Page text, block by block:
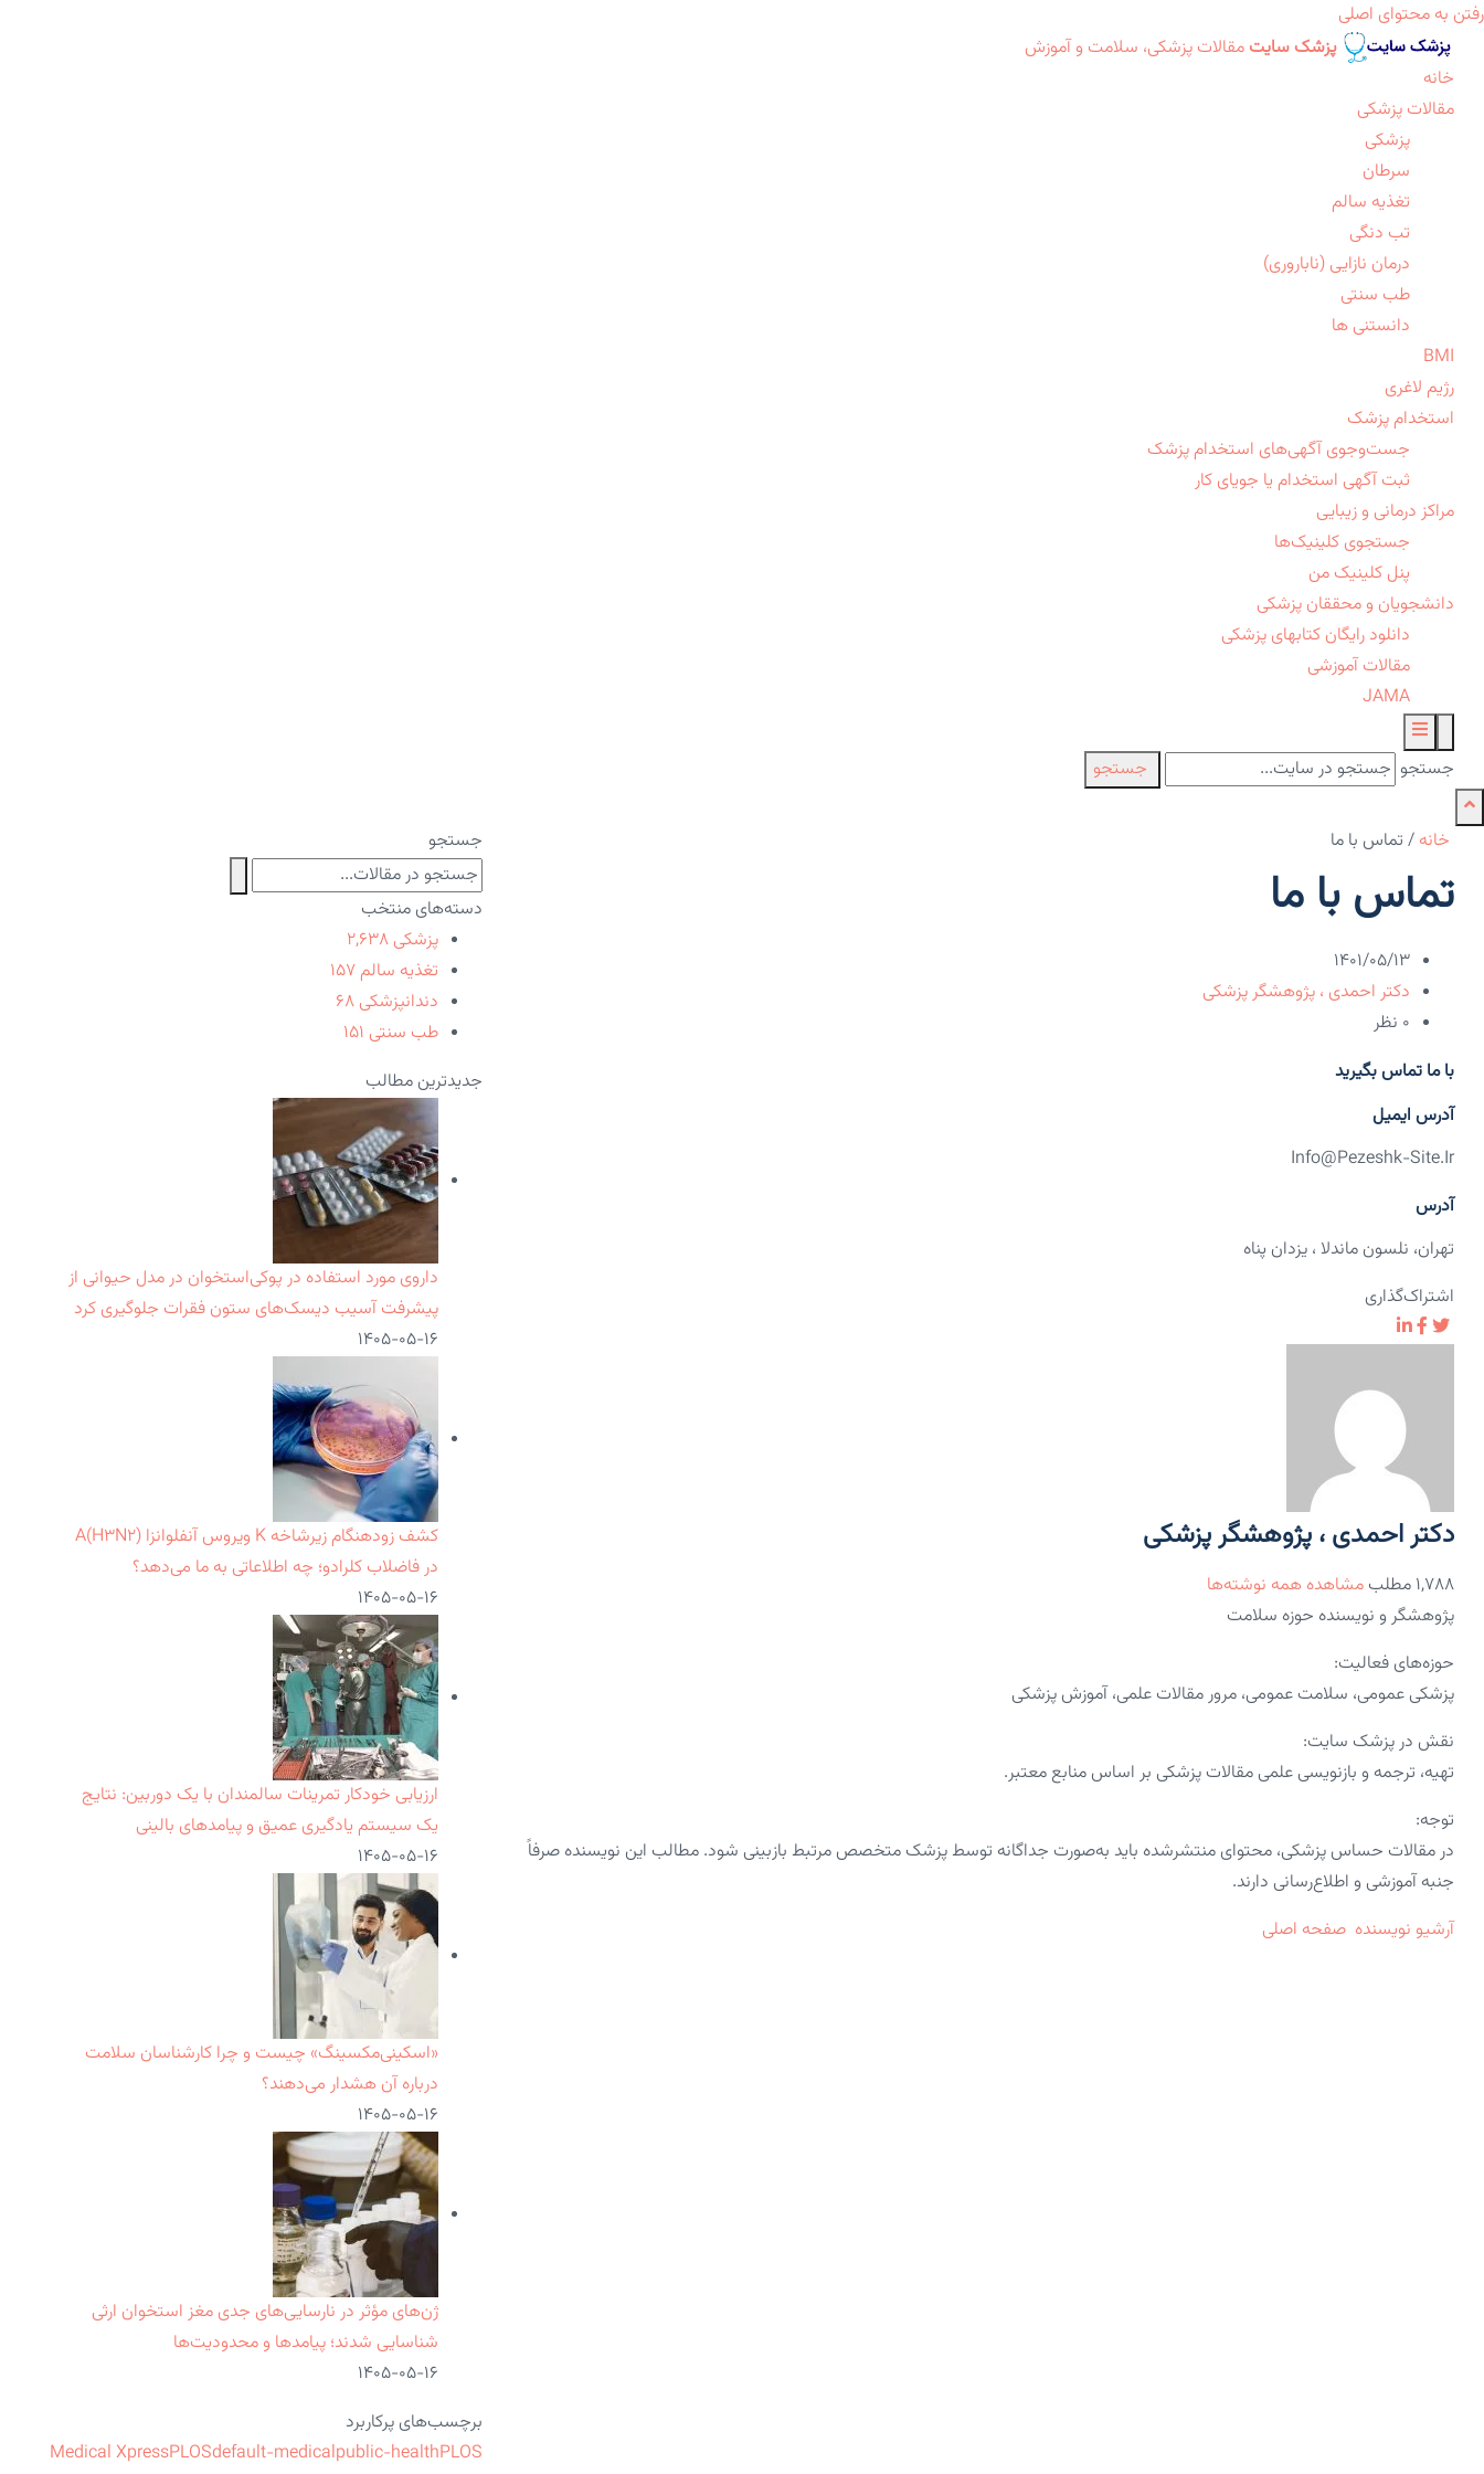
رفتن به محتوای اصلی
پزشک سایت مقالات پزشکی، سلامت و آموزش
خانه
مقالات پزشکی
پزشکی
سرطان
تغذیه سالم
تب دنگی
درمان نازایی (ناباروری)
طب سنتی
دانستنی ها
BMI
رژیم لاغری
استخدام پزشک
جست‌وجوی آگهی‌های استخدام پزشک
ثبت آگهی استخدام یا جویای کار
مراکز درمانی و زیبایی
جستجوی کلینیک‌ها
پنل کلینیک من
دانشجویان و محققان پزشکی
دانلود رایگان کتابهای پزشکی
مقالات آموزشی
JAMA
جستجو جستجو
خانه / تماس با ما
تماس با ما
۱۴۰۱/۰۵/۱۳
دکتر احمدی ، پژوهشگر پزشکی
۰ نظر
با ما تماس بگیرید
آدرس ایمیل​
Info@pezeshk-Site.ir
آدرس
تهران، نلسون ماندلا ، یزدان پناه
اشتراک‌گذاری
دکتر احمدی ، پژوهشگر پزشکی
۱,۷۸۸ مطلب
مشاهده همه نوشته‌ها
پژوهشگر و نویسنده حوزه سلامت
حوزه‌های فعالیت:
پزشکی عمومی، سلامت عمومی، مرور مقالات علمی، آموزش پزشکی
نقش در پزشک سایت:
تهیه، ترجمه و بازنویسی علمی مقالات پزشکی بر اساس منابع معتبر.
توجه:
در مقالات حساس پزشکی، محتوای منتشرشده باید به‌صورت جداگانه توسط پزشک متخصص مرتبط بازبینی شود. مطالب این نویسنده صرفاً
جنبه آموزشی و اطلاع‌رسانی دارند.
آرشیو نویسنده صفحه اصلی
جستجو
دسته‌های منتخب
پزشکی ۲,۶۳۸
تغذیه سالم ۱۵۷
دندانپزشکی ۶۸
طب سنتی ۱۵۱
جدیدترین مطالب
داروی مورد استفاده در پوکی‌استخوان در مدل حیوانی از
پیشرفت آسیب دیسک‌های ستون فقرات جلوگیری کرد
۱۴۰۵-۰۵-۱۶
کشف زودهنگام زیرشاخه K ویروس آنفلوانزا A(H۳N۲)
در فاضلاب کلرادو؛ چه اطلاعاتی به ما می‌دهد؟
۱۴۰۵-۰۵-۱۶
ارزیابی خودکار تمرینات سالمندان با یک دوربین: نتایج
یک سیستم یادگیری عمیق و پیامدهای بالینی
۱۴۰۵-۰۵-۱۶
«اسکینی‌مکسینگ» چیست و چرا کارشناسان سلامت
درباره آن هشدار می‌دهند؟
۱۴۰۵-۰۵-۱۶
ژن‌های مؤثر در نارسایی‌های جدی مغز استخوان ارثی
شناسایی شدند؛ پیامدها و محدودیت‌ها
۱۴۰۵-۰۵-۱۶
برچسب‌های پرکاربرد
Medical XpressPLOSdefault-medicalpublic-healthPLOS